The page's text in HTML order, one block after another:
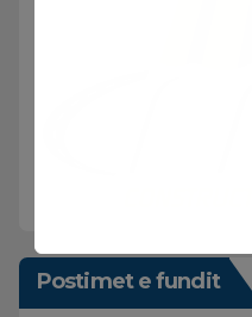
Postimet e fundit